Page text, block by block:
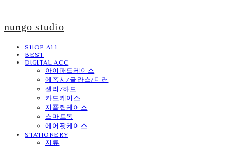
nungo studio
SHOP ALL
BEST
DIGITAL ACC
아이패드케이스
에폭시/글라스/미러
젤리/하드
카드케이스
지플립케이스
스마트톡
에어팟케이스
STATIONERY
지류